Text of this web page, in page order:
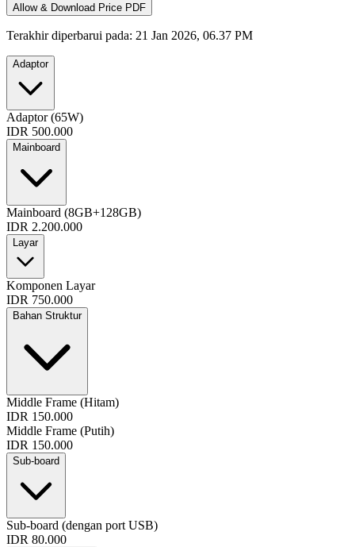
Allow & Download Price PDF
Terakhir diperbarui pada: 21 Jan 2026, 06.37 PM
Adaptor
Adaptor (65W)
IDR 500.000
Mainboard
Mainboard (8GB+128GB)
IDR 2.200.000
Layar
Komponen Layar
IDR 750.000
Bahan Struktur
Middle Frame (Hitam)
IDR 150.000
Middle Frame (Putih)
IDR 150.000
Sub-board
Sub-board (dengan port USB)
IDR 80.000